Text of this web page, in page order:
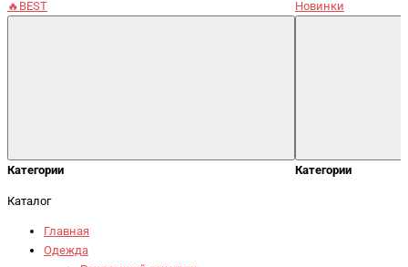
🔥BEST
Категории
Новинки
Категории
Каталог
Главная
Одежда